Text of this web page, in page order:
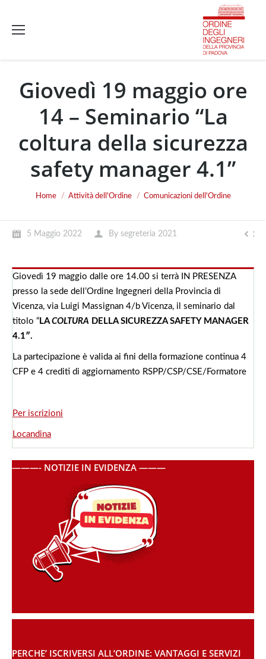
Giovedì 19 maggio ore
14 – Seminario “La
coltura della sicurezza
safety manager 4.1”
You are here:
Home Attività dell'Ordine Comunicazioni dell'Ordine
5 Maggio 2022 By segreteria 2021
Giovedì 19 maggio dalle ore 14.00 si terrà IN PRESENZA
presso la sede dell’Ordine Ingegneri della Provincia di
Vicenza, via Luigi Massignan 4/b Vicenza, il seminario dal
titolo “ LACOLTURA DELLA SICUREZZA SAFETY MANAGER
4.1″.
La partecipazione è valida ai fini della formazione continua 4
CFP e 4 crediti di aggiornamento RSPP/CSP/CSE/Formatore
Per iscrizioni
Locandina
———- NOTIZIE IN EVIDENZA ———
PERCHE’ ISCRIVERSI ALL’ORDINE: VANTAGGI E SERVIZI